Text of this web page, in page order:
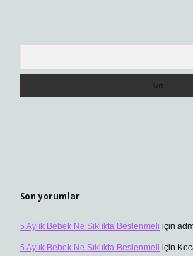
Son yorumlar
5 Aylık Bebek Ne Sıklıkta Beslenmeli için
5 Aylık Bebek Ne Sıklıkta Beslenmeli için